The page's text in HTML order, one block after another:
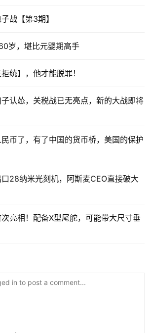
战【第3期】
岁，堪比元婴期高手
统】，他才能脱罪！
认怂，关税战已无亮点，新的大战即将
币了，有了中国的货币桥，美国的保护
28纳米光刻机，阿斯麦CEO直接破大
亮相！配备X型尾舵，可能带大尺寸垂
in to post a comment...